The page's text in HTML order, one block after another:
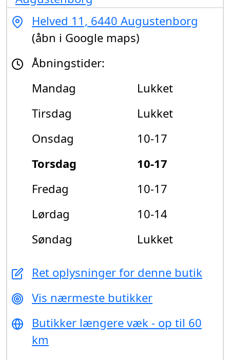
Helved 11, 6440 Augustenborg
(åbn i Google maps)
Åbningstider:
Mandag
Lukket
Tirsdag
Lukket
Onsdag
10-17
Torsdag
10-17
Fredag
10-17
Lørdag
10-14
Søndag
Lukket
Ret oplysninger for denne butik
Vis nærmeste butikker
Butikker længere væk - op til 60
km